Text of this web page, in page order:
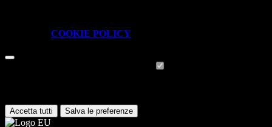
COOKIE POLICY
Accetta tutti Salva le preferenze